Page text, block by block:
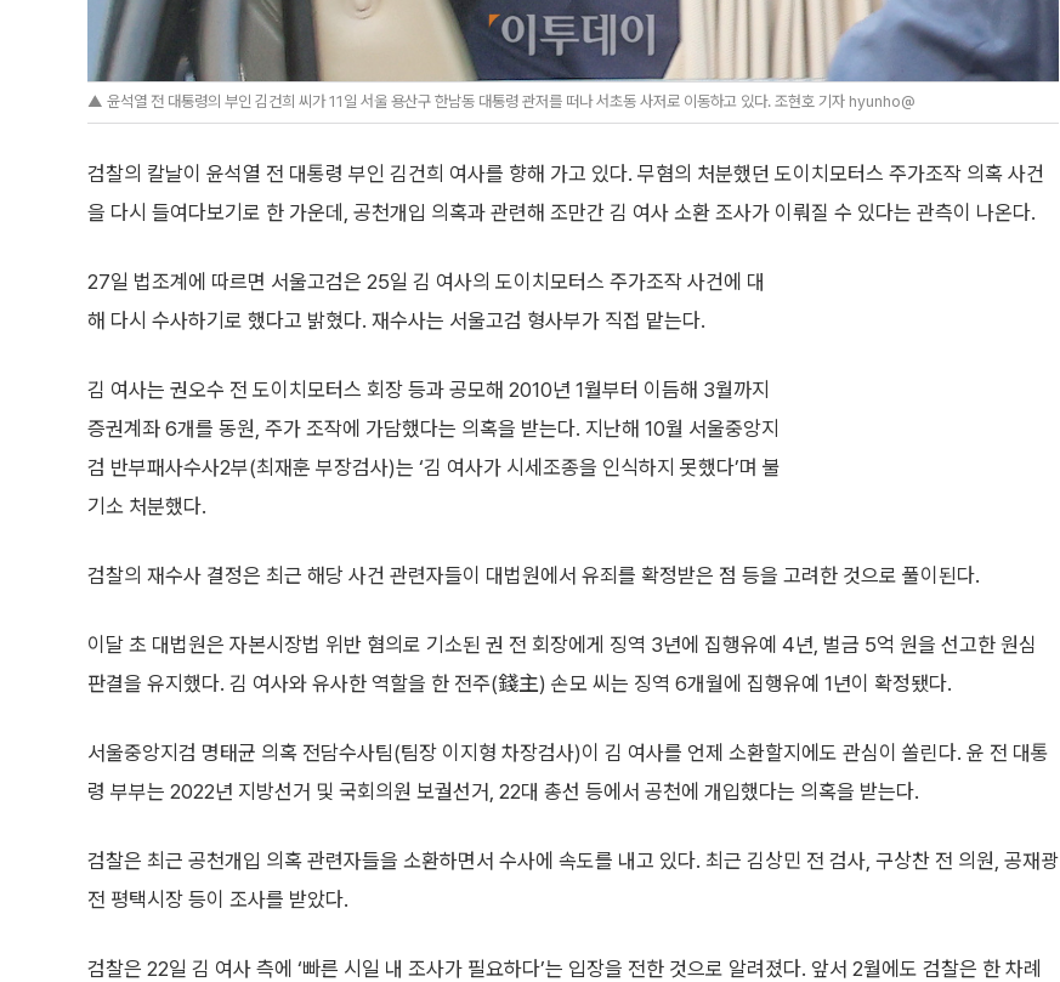
▲ 윤석열 전 대통령의 부인 김건희 씨가 11일 서울 용산구 한남동 대통령 관저를 떠나 서초동 사저로 이동하고 있다. 조현호 기자 hyunho@
검찰의 칼날이 윤석열 전 대통령 부인 김건희 여사를 향해 가고 있다. 무혐의 처분했던 도이치모터스 주가조작 의혹 사건
을 다시 들여다보기로 한 가운데, 공천개입 의혹과 관련해 조만간 김 여사 소환 조사가 이뤄질 수 있다는 관측이 나온다.
27일 법조계에 따르면 서울고검은 25일 김 여사의 도이치모터스 주가조작 사건에 대
해 다시 수사하기로 했다고 밝혔다. 재수사는 서울고검 형사부가 직접 맡는다.
김 여사는 권오수 전 도이치모터스 회장 등과 공모해 2010년 1월부터 이듬해 3월까지
증권계좌 6개를 동원, 주가 조작에 가담했다는 의혹을 받는다. 지난해 10월 서울중앙지
검 반부패사수사2부(최재훈 부장검사)는 ‘김 여사가 시세조종을 인식하지 못했다’며 불
기소 처분했다.
검찰의 재수사 결정은 최근 해당 사건 관련자들이 대법원에서 유죄를 확정받은 점 등을 고려한 것으로 풀이된다.
이달 초 대법원은 자본시장법 위반 혐의로 기소된 권 전 회장에게 징역 3년에 집행유예 4년, 벌금 5억 원을 선고한 원심
판결을 유지했다. 김 여사와 유사한 역할을 한 전주(錢主) 손모 씨는 징역 6개월에 집행유예 1년이 확정됐다.
서울중앙지검 명태균 의혹 전담수사팀(팀장 이지형 차장검사)이 김 여사를 언제 소환할지에도 관심이 쏠린다. 윤 전 대통
령 부부는 2022년 지방선거 및 국회의원 보궐선거, 22대 총선 등에서 공천에 개입했다는 의혹을 받는다.
검찰은 최근 공천개입 의혹 관련자들을 소환하면서 수사에 속도를 내고 있다. 최근 김상민 전 검사, 구상찬 전 의원, 공재광
전 평택시장 등이 조사를 받았다.
검찰은 22일 김 여사 측에 ‘빠른 시일 내 조사가 필요하다’는 입장을 전한 것으로 알려졌다. 앞서 2월에도 검찰은 한 차례